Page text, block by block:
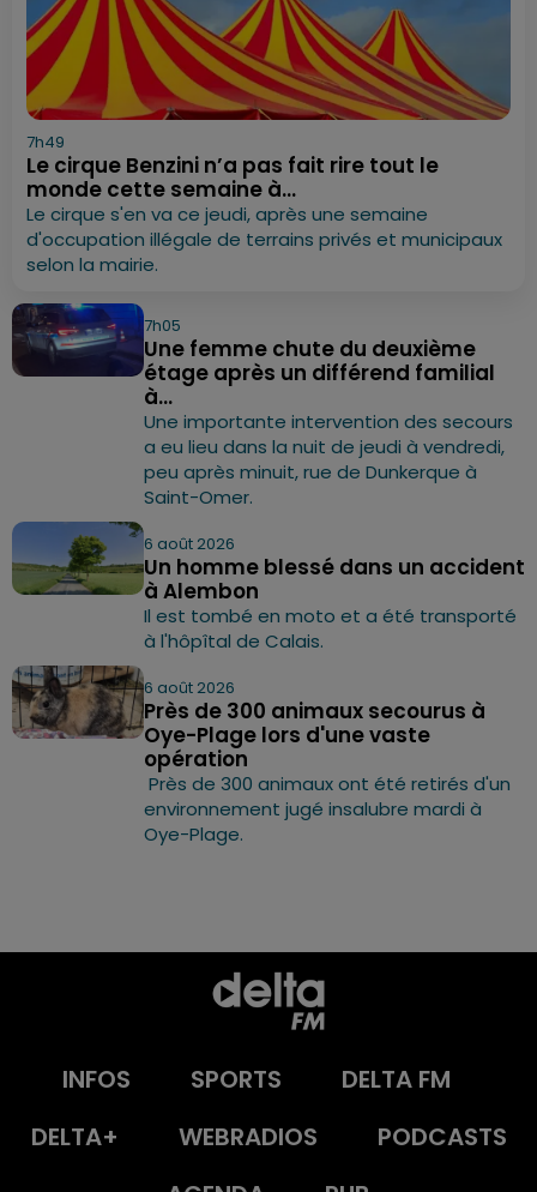
7h49
Le cirque Benzini n’a pas fait rire tout le
monde cette semaine à...
Le cirque s'en va ce jeudi, après une semaine
d'occupation illégale de terrains privés et municipaux
selon la mairie.
7h05
Une femme chute du deuxième
étage après un différend familial
à...
Une importante intervention des secours
a eu lieu dans la nuit de jeudi à vendredi,
peu après minuit, rue de Dunkerque à
Saint-Omer.
6 août 2026
Un homme blessé dans un accident
à Alembon
Il est tombé en moto et a été transporté
à l'hôpîtal de Calais.
6 août 2026
Près de 300 animaux secourus à
Oye-Plage lors d'une vaste
opération
Près de 300 animaux ont été retirés d'un
environnement jugé insalubre mardi à
Oye-Plage.
INFOS SPORTS
DELTA FM
DELTA+
WEBRADIOS
PODCASTS